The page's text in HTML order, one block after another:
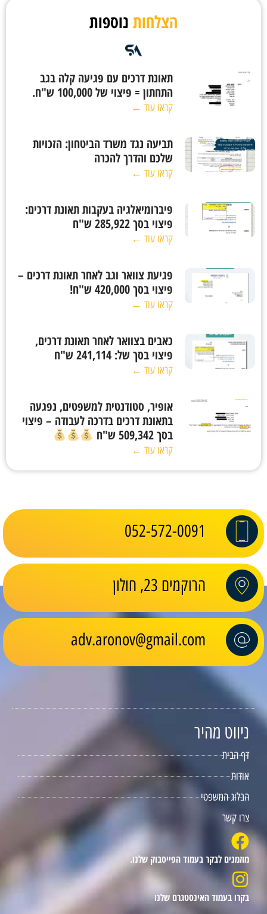
הצלחות נוספות
תאונת דרכים עם פגיעה קלה בגב
התחתון = פיצוי של 100,000 ש"ח.
קראו עוד ←
תביעה נגד משרד הביטחון: הזכויות
שלכם והדרך להכרה
קראו עוד ←
פיברומיאלגיה בעקבות תאונת דרכים:
פיצוי בסך 285,922 ש"ח
קראו עוד ←
פגיעת צוואר וגב לאחר תאונת דרכים –
פיצוי בסך 420,000 ש"ח!
קראו עוד ←
כאבים בצוואר לאחר תאונת דרכים,
פיצוי בסך של: 241,114 ש"ח
קראו עוד ←
אופיר, סטודנטית למשפטים, נפגעה
בתאונת דרכים בדרכה לעבודה – פיצוי
בסך 509,342 ש"ח
קראו עוד ←
052-572-0091
הרוקמים 23, חולון
adv.aronov@gmail.com
ניווט מהיר
דף הבית
אודות
הבלוג המשפטי
צרו קשר
מוזמנים לבקר בעמוד הפייסבוק שלנו.
בקרו בעמוד האינסטגרם שלנו